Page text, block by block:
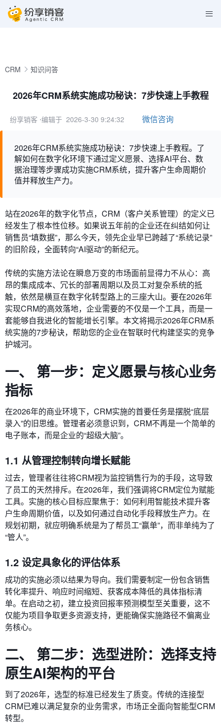
CRM 知识问答
2026年CRM系统实施成功秘诀：7步快速上手教程
纷享销客 ⋅编辑于 2026-3-30 9:24:32 微信咨询
2026年CRM系统实施成功秘诀：7步快速上手教程。了
解如何在数字化环境下通过定义愿景、选择AI平台、数
据治理等步骤成功实施CRM系统，提升客户生命周期价
值并释放生产力。
站在2026年的数字化节点，CRM（客户关系管理）的定义已
经发生了根本性位移。如果说五年前的企业还在纠结如何让
销售员“填数据”，那么今天，领先企业早已跨越了“系统记录”
的旧阶段，全面转向“AI驱动”的新纪元。
传统的实施方法论在瞬息万变的市场面前显得力不从心：高
昂的集成成本、冗长的部署周期以及员工对复杂系统的抵
触，依然是横亘在数字化转型路上的三座大山。要在2026年
实现CRM的高效落地，企业需要的不仅是一个工具，而是一
套能够自我进化的智能增长引擎。本文将揭示2026年CRM系
统实施的7步秘诀，帮助您的企业在智联时代构建坚实的竞争
护城河。
一、 第一步：定义愿景与核心业务
指标
在2026年的商业环境下，CRM实施的首要任务是摆脱“底层
录入”的旧思维。管理者必须意识到，CRM不再是一个简单的
电子账本，而是企业的“超级大脑”。
1.1 从管理控制转向增长赋能
过去，管理者往往将CRM视为监控销售行为的手段，这导致
了员工的天然排斥。在2026年，我们强调将CRM定位为赋能
工具。实施的核心目标应聚焦于：如何利用智能技术提升客
户生命周期价值，以及如何通过自动化手段释放生产力。在
规划初期，就应明确系统是为了帮员工“赢单”，而非单纯为了
“管人”。
1.2 设定具象化的评估体系
成功的实施必须以结果为导向。我们需要制定一份包含销售
转化率提升、响应时间缩短、获客成本降低的具体指标清
单。在启动之初，建立投资回报率预测模型至关重要，这不
仅能为项目争取更多资源支持，更能确保实施路径不偏离业
务核心。
二、 第二步：选型进阶：选择支持
原生AI架构的平台
到了2026年，选型的标准已经发生了质变。传统的连接型
CRM已难以满足复杂的业务需求，市场正全面向智能型CRM
转型。